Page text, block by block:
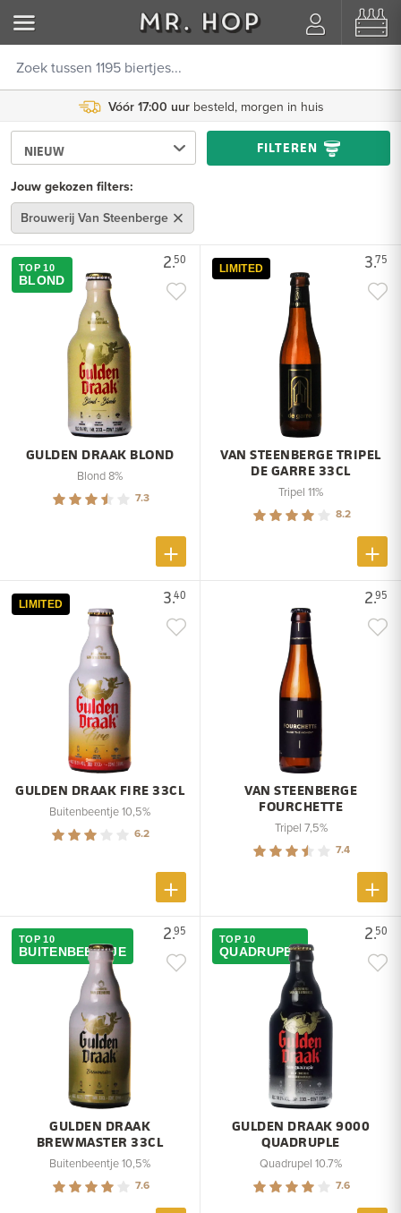
Vóór 17:00 uur besteld, morgen in huis
FILTEREN
Jouw gekozen filters:
Brouwerij Van Steenberge
2.50
TOP 10
BLOND
GULDEN DRAAK BLOND
Blond 8%
7.3
3.75
LIMITED
VAN STEENBERGE TRIPEL
DE GARRE 33CL
Tripel 11%
8.2
3.40
LIMITED
GULDEN DRAAK FIRE 33CL
Buitenbeentje 10,5%
6.2
2.95
VAN STEENBERGE
FOURCHETTE
Tripel 7,5%
7.4
2.95
TOP 10
BUITENBEENTJE
GULDEN DRAAK
BREWMASTER 33CL
Buitenbeentje 10,5%
7.6
2.50
TOP 10
QUADRUPEL
GULDEN DRAAK 9000
QUADRUPLE
Quadrupel 10.7%
7.6